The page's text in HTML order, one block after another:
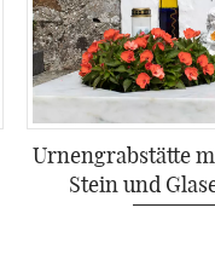
Urnengrabstätte
Stein und